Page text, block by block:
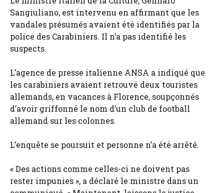
Sangiuliano, est intervenu en affirmant que les
vandales présumés avaient été identifiés par la
police des Carabiniers. Il n’a pas identifié les
suspects.
L’agence de presse italienne ANSA a indiqué que
les carabiniers avaient retrouvé deux touristes
allemands, en vacances à Florence, soupçonnés
d’avoir griffonné le nom d’un club de football
allemand sur les colonnes.
L’enquête se poursuit et personne n’a été arrêté.
« Des actions comme celles-ci ne doivent pas
rester impunies », a déclaré le ministre dans un